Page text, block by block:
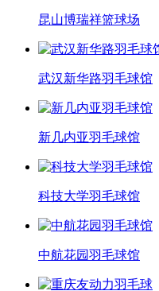
昆山博瑞祥篮球场
武汉新华路羽毛球馆
新几内亚羽毛球馆
科技大学羽毛球馆
中航花园羽毛球馆